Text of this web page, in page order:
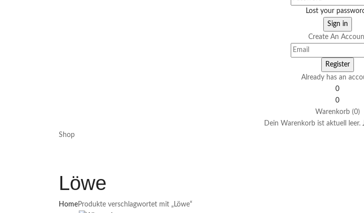
Lost your
Create An
Already has an
0
0
Warenkorb (0)
Dein Warenkorb ist aktuell leer.
Shop
Löwe
HomeProdukte verschlagwortet mit „Löwe“